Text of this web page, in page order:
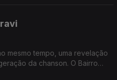
mesmo tempo, uma revelação
da chanson. O Bairro